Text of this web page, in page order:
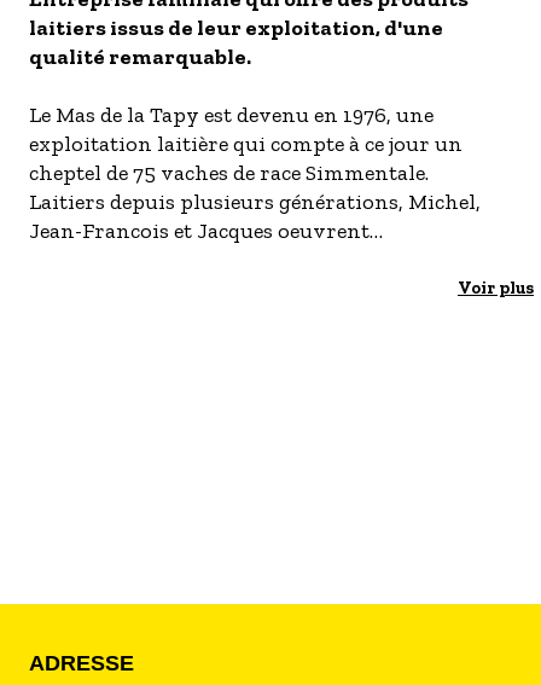
- Les établissements Accueil vélo
LES OFFRES MYPROVENCE
S'inscrire à nos newsletters
laitiers issus de leur exploitation, d'une
qualité remarquable.
Le Mas de la Tapy est devenu en 1976, une
exploitation laitière qui compte à ce jour un
cheptel de 75 vaches de race Simmentale.
Laitiers depuis plusieurs générations, Michel,
Jean-Francois et Jacques oeuvrent
naturel. Sur ces terres , on privilégie la qualité: la
Voir plus
ADRESSE